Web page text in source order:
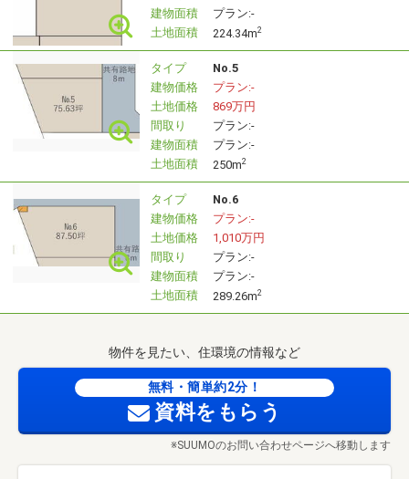
建物面積
プラン:-
土地面積
224.34m2
タイプ
No.5
建物価格
プラン:-
土地価格
869万円
間取り
プラン:-
建物面積
プラン:-
土地面積
250m2
タイプ
No.6
建物価格
プラン:-
土地価格
1,010万円
間取り
プラン:-
建物面積
プラン:-
土地面積
289.26m2
物件を見たい、住環境の情報など
無料・簡単約2分！
資料をもらう
※SUUMOのお問い合わせページへ移動します